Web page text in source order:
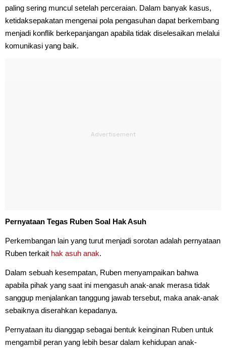
paling sering muncul setelah perceraian. Dalam banyak kasus,
ketidaksepakatan mengenai pola pengasuhan dapat berkembang
menjadi konflik berkepanjangan apabila tidak diselesaikan melalui
komunikasi yang baik.
Pernyataan Tegas Ruben Soal Hak Asuh
Perkembangan lain yang turut menjadi sorotan adalah pernyataan
Ruben terkait hak asuh anak.
Dalam sebuah kesempatan, Ruben menyampaikan bahwa
apabila pihak yang saat ini mengasuh anak-anak merasa tidak
sanggup menjalankan tanggung jawab tersebut, maka anak-anak
sebaiknya diserahkan kepadanya.
Pernyataan itu dianggap sebagai bentuk keinginan Ruben untuk
mengambil peran yang lebih besar dalam kehidupan anak-